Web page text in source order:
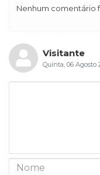
Nenhum comentário
Visitante
Quinta, 06 Agosto